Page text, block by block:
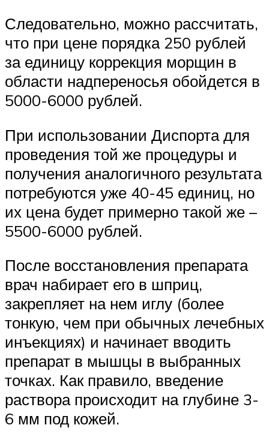
Следовательно, можно рассчитать,
что при цене порядка 250 рублей
за единицу коррекция морщин в
области надпереносья обойдется в
5000-6000 рублей.
При использовании Диспорта для
проведения той же процедуры и
получения аналогичного результата
потребуются уже 40-45 единиц, но
их цена будет примерно такой же –
5500-6000 рублей.
После восстановления препарата
врач набирает его в шприц,
закрепляет на нем иглу (более
тонкую, чем при обычных лечебных
инъекциях) и начинает вводить
препарат в мышцы в выбранных
точках. Как правило, введение
раствора происходит на глубине 3-
6 мм под кожей.